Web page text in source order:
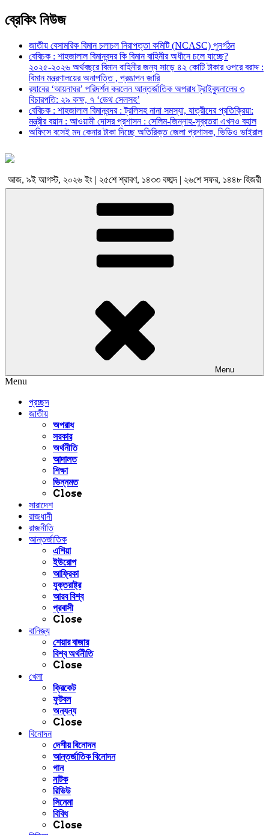
ব্রেকিং নিউজ
জাতীয় বেসামরিক বিমান চলাচল নিরাপত্তা কমিটি (NCASC) পুনর্গঠন
বেবিচক : শাহজালাল বিমানবন্দর কি বিমান বাহিনীর অধীনে চলে যাচ্ছে?
২০২৫-২০২৬ অর্থবছরে বিমান বাহিনীর জন্য সাড়ে ৪২ কোটি টাকার ওপরে বরাদ্দ :
বিমান মন্ত্রণালয়ের অনাপত্তি , প্রঙাপন জারি
র‍্যাবের ‘আয়নাঘর’ পরিদর্শন করলেন আন্তর্জাতিক অপরাধ ট্রাইব্যুনালের ৩
বিচারপতি: ২৯ কক্ষ, ৭ ‘ডেথ সেলসহ’
বেবিচক : শাহজালাল বিমানবন্দর : ট্রলিসহ নানা সমস্যা, যাত্রীদের প্রতিক্রিয়া:
মন্ত্রীর বয়ান : আওয়ামী দোসর প্রশাসন : সেলিম-জিন্নাহ-সুব্রতরা এখনও বহাল
অফিসে বসেই মদ কেনার টাকা দিচ্ছে অতিরিক্ত জেলা প্রশাসক, ভিডিও ভাইরাল
আজ, ৯ই আগস্ট, ২০২৬ ইং | ২৫শে শ্রাবণ, ১৪৩৩ বঙ্গাব্দ | ২৬শে সফর, ১৪৪৮ হিজরী
Menu
Menu
প্রচ্ছদ
জাতীয়
অপরাধ
সরকার
অর্থনীতি
আদালত
শিক্ষা
ভিন্নমত
Close
সারাদেশ
রাজধানী
রাজনীতি
আন্তর্জাতিক
এশিয়া
ইউরোপ
আফ্রিকা
যুক্তরাষ্ট্র
আরব বিশ্ব
প্রবাসী
Close
বানিজ্য
শেয়ার বাজার
বিশ্ব অর্থনীতি
Close
খেলা
ক্রিকেট
ফুটবল
অন্যন্য
Close
বিনোদন
দেশীয় বিনোদন
আন্তর্জাতিক বিনোদন
গান
নাটক
রিভিউ
সিনেমা
বিবিধ
Close